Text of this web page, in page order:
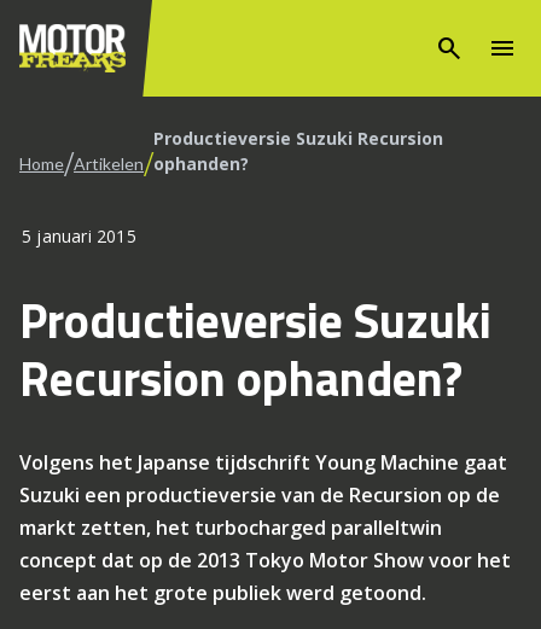
search menu
Home/Artikelen/Productieversie Suzuki Recursion
ophanden?
5 januari 2015
Productieversie Suzuki
Recursion ophanden?
Volgens het Japanse tijdschrift Young Machine gaat
Suzuki een productieversie van de Recursion op de
markt zetten, het turbocharged paralleltwin
concept dat op de 2013 Tokyo Motor Show voor het
eerst aan het grote publiek werd getoond.